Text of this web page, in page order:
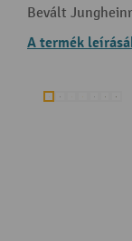
Bevált
A termék